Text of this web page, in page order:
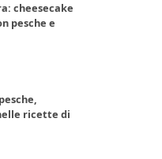
cheesecake
pesche e
ricette di